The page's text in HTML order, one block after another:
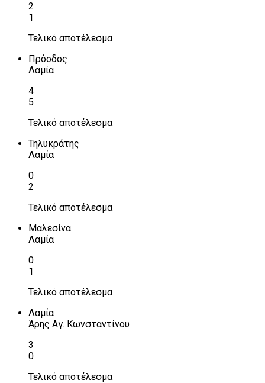
2
1
Τελικό αποτέλεσμα
Πρόοδος
Λαμία
4
5
Τελικό αποτέλεσμα
Τηλυκράτης
Λαμία
0
2
Τελικό αποτέλεσμα
Μαλεσίνα
Λαμία
0
1
Τελικό αποτέλεσμα
Λαμία
Άρης Αγ. Κωνσταντίνου
3
0
Τελικό αποτέλεσμα